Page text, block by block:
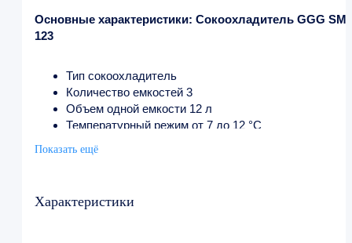
Основные характеристики: Сокоохладитель GGG SM
123
Тип сокоохладитель
Количество емкостей 3
Объем одной емкости 12 л
Температурный режим от 7 до 12 °C
Мощность 0.38 кВт
Высота 660 мм
Показать ещё
Характеристики